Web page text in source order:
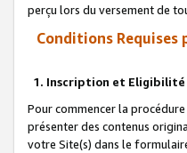
perçu lors du versement de
Conditions
1. Inscription et Eligibilité
Pour commencer la
présenter des contenus
votre Site(s) dans le